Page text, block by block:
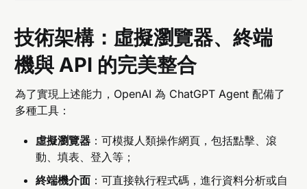
技術架構：虛擬瀏覽器、終端
機與 API 的完美整合
為了實現上述能力，OpenAI 為 ChatGPT Agent 配備了
多種工具：
虛擬瀏覽器 ：可模擬人類操作網頁，包括點擊、滾
動、填表、登入等；
終端機介面 ：可直接執行程式碼，進行資料分析或自